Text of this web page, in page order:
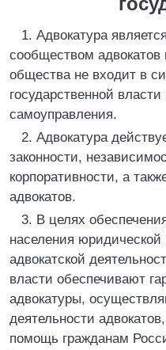
1. Адвокатура
сообществом адвокатов
общества не входит в
государственной
самоуправления.
2. Адвокатура
законности,
корпоративности, а
адвокатов.
3. В целях
населения
адвокатской
власти обеспечивают
адвокатуры,
деятельности
помощь гражданам